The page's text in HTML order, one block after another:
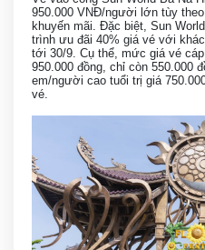
950.000 VNĐ/người lớn tùy
khuyến mãi. Đặc biệt, Sun
trình ưu đãi 40% giá vé với
tới 30/9. Cụ thể, mức giá vé
950.000 đồng, chỉ còn 550.000
em/người cao tuổi trị giá
vé.